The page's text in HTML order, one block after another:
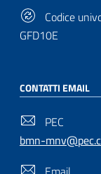
Codice
GFD10E
CONTATTI EMAIL
PEC
bmn-